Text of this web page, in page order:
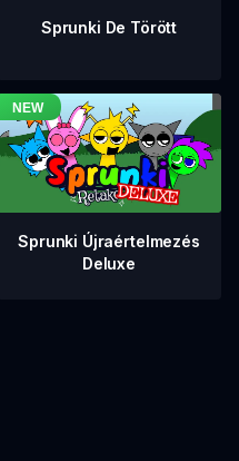
Sprunki De Törött
Sprunki Újraértelmezés
Deluxe